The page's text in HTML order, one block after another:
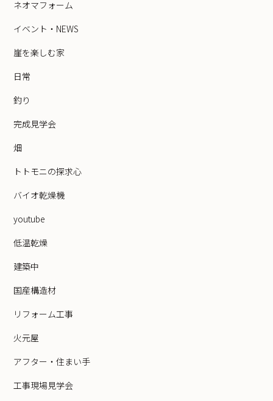
ネオマフォーム
イベント・NEWS
崖を楽しむ家
日常
釣り
完成見学会
畑
トトモニの探求心
バイオ乾燥機
youtube
低温乾燥
建築中
国産構造材
リフォーム工事
火元屋
アフター・住まい手
工事現場見学会